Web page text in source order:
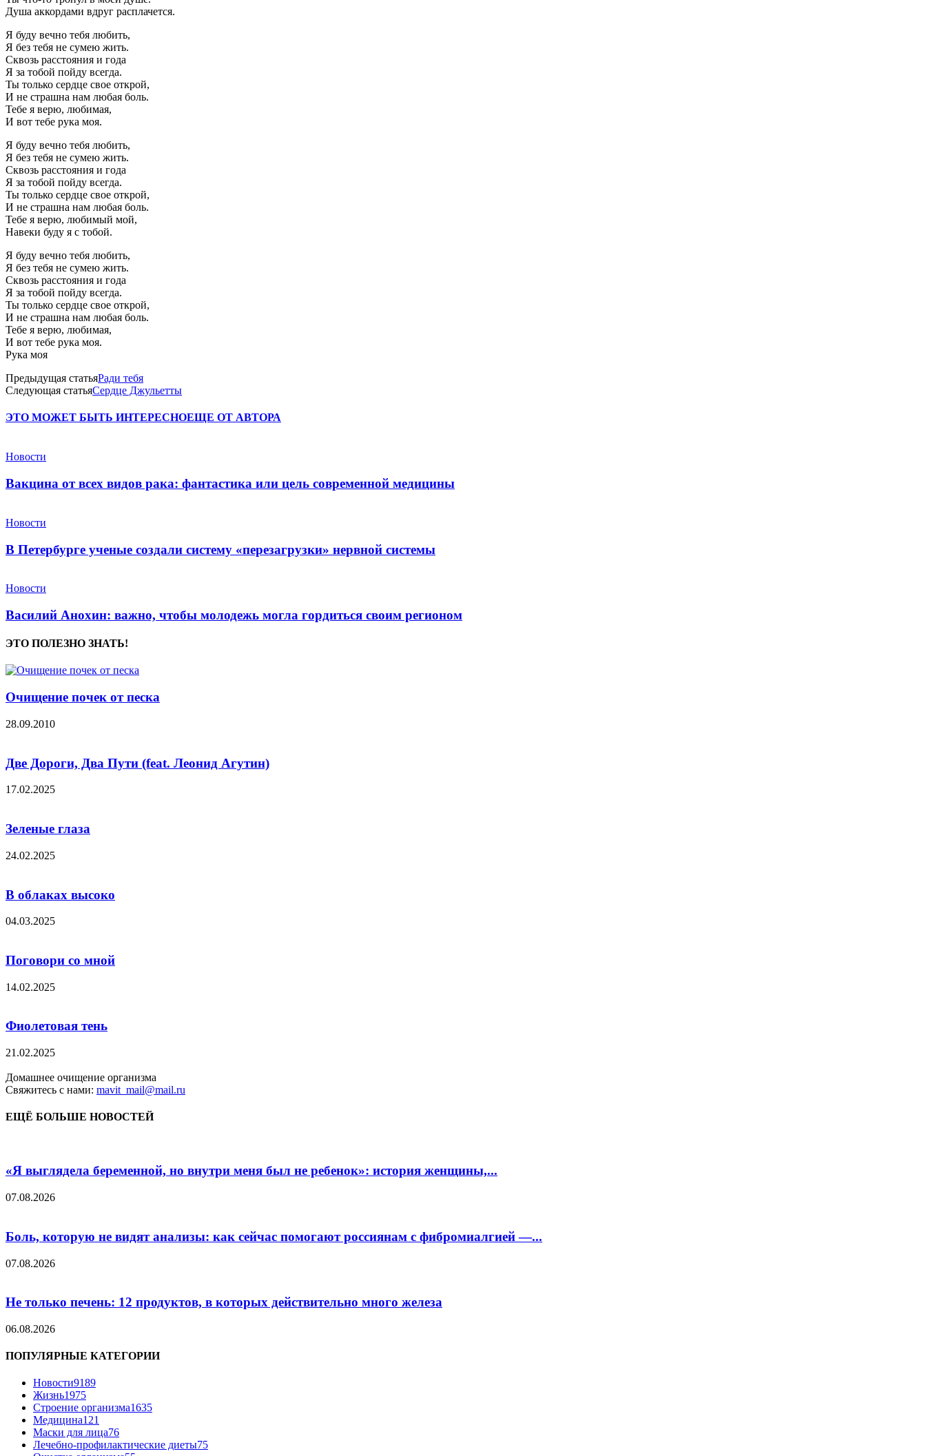
Душа аккордами вдруг расплачется.
Я буду вечно тебя любить,
Я без тебя не сумею жить.
Сквозь расстояния и года
Я за тобой пойду всегда.
Ты только сердце свое открой,
И не страшна нам любая боль.
Тебе я верю, любимая,
И вот тебе рука моя.
Я буду вечно тебя любить,
Я без тебя не сумею жить.
Сквозь расстояния и года
Я за тобой пойду всегда.
Ты только сердце свое открой,
И не страшна нам любая боль.
Тебе я верю, любимый мой,
Навеки буду я с тобой.
Я буду вечно тебя любить,
Я без тебя не сумею жить.
Сквозь расстояния и года
Я за тобой пойду всегда.
Ты только сердце свое открой,
И не страшна нам любая боль.
Тебе я верю, любимая,
И вот тебе рука моя.
Рука моя
Предыдущая статьяРади тебя
Следующая статьяСердце Джульетты
ЭТО МОЖЕТ БЫТЬ ИНТЕРЕСНОЕЩЕ ОТ АВТОРА
Новости
Вакцина от всех видов рака: фантастика или цель современной медицины
Новости
В Петербурге ученые создали систему «перезагрузки» нервной системы
Новости
Василий Анохин: важно, чтобы молодежь могла гордиться своим регионом
ЭТО ПОЛЕЗНО ЗНАТЬ!
Очищение почек от песка
28.09.2010
Две Дороги, Два Пути (feat. Леонид Агутин)
17.02.2025
Зеленые глаза
24.02.2025
В облаках высоко
04.03.2025
Поговори со мной
14.02.2025
Фиолетовая тень
21.02.2025
Домашнее очищение организма
Свяжитесь с нами: mavit_mail@mail.ru
ЕЩЁ БОЛЬШЕ НОВОСТЕЙ
«Я выглядела беременной, но внутри меня был не ребенок»: история женщины,...
07.08.2026
Боль, которую не видят анализы: как сейчас помогают россиянам с фибромиалгией —...
07.08.2026
Не только печень: 12 продуктов, в которых действительно много железа
06.08.2026
ПОПУЛЯРНЫЕ КАТЕГОРИИ
Новости9189
Жизнь1975
Строение организма1635
Медицина121
Маски для лица76
Лечебно-профилактические диеты75